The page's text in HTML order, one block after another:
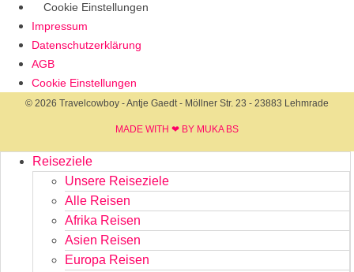
Cookie Einstellungen
Impressum
Datenschutzerklärung
AGB
Cookie Einstellungen
© 2026 Travelcowboy - Antje Gaedt - Möllner Str. 23 - 23883 Lehmrade
MADE WITH ❤ BY MUKA BS​
Reiseziele
Unsere Reiseziele
Alle Reisen
Afrika Reisen
Asien Reisen
Europa Reisen